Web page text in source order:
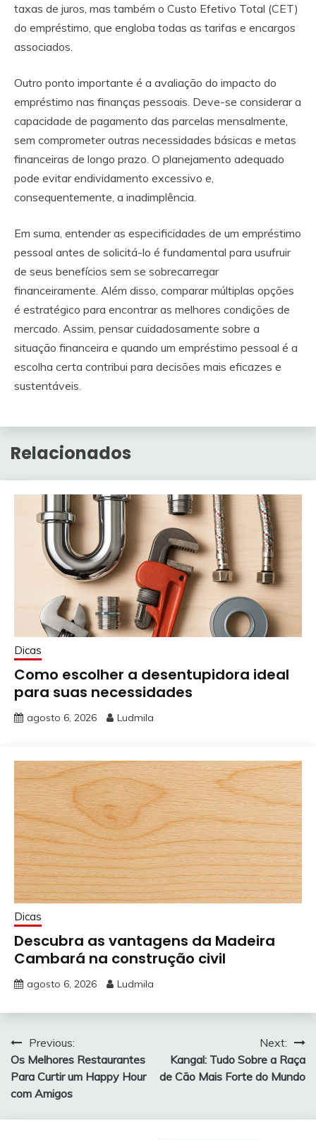
taxas de juros, mas também o Custo Efetivo Total (CET)
do empréstimo, que engloba todas as tarifas e encargos
associados.
Outro ponto importante é a avaliação do impacto do
empréstimo nas finanças pessoais. Deve-se considerar a
capacidade de pagamento das parcelas mensalmente,
sem comprometer outras necessidades básicas e metas
financeiras de longo prazo. O planejamento adequado
pode evitar endividamento excessivo e,
consequentemente, a inadimplência.
Em suma, entender as especificidades de um empréstimo
pessoal antes de solicitá-lo é fundamental para usufruir
de seus benefícios sem se sobrecarregar
financeiramente. Além disso, comparar múltiplas opções
é estratégico para encontrar as melhores condições de
mercado. Assim, pensar cuidadosamente sobre a
situação financeira e quando um empréstimo pessoal é a
escolha certa contribui para decisões mais eficazes e
sustentáveis.
Relacionados
Dicas
Como escolher a desentupidora ideal
para suas necessidades
agosto 6, 2026 Ludmila
Dicas
Descubra as vantagens da Madeira
Cambará na construção civil
agosto 6, 2026 Ludmila
Navegação
de
Post
Previous:
Os Melhores Restaurantes
Para Curtir um Happy Hour
com Amigos
Next:
Kangal: Tudo Sobre a Raça
de Cão Mais Forte do Mundo